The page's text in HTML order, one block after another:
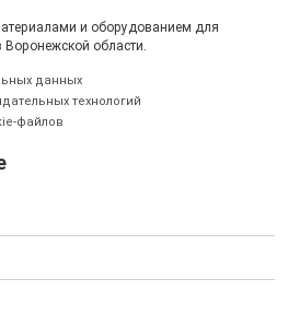
и оборудованием для
области.
данных
технологий
файлов